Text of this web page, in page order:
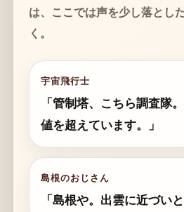
は、ここでは声を少し落とし
く。
宇宙飛行士
「管制塔、こちら調査隊
値を超えています。」
島根のおじさん
「島根や。出雲に近づい